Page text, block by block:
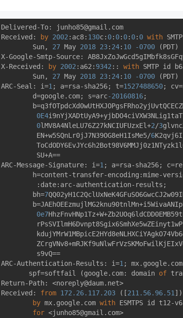
Delivered-To: junho85@gmail.com
Received:
by 2002 :ac8: 130c: 0: 0: 0: 0: 0 with
        Sun,
27 May 2018 23: 24: 10 -0700 (PDT)
X-Google-Smtp-Source:
X-Received:
by 2002 :a62: 9342 :: with SMTP id
        Sun,
27 May 2018 23: 24: 10 -0700 (PDT)
ARC-Seal: i=1 ; a=rsa-sha256; t=1527488650;
        d=google.com; s=arc
-20160816;
0E4
0lMV8A4NleLU76Z27kNCIUFUzxEl+2/3
         EN+w5SQnLr0jJ7N39OG8eH1IsMe5/
6
         SU+A==
ARC-Message-Signature: i=1 ; a=rsa-sha256;
h=content-transfer-encoding:mime-
         :date:arc-authentication-results;
        bh=
7
0e7
         s9vQ==
ARC-Authentication-Results: i=1 ;
       spf=softfail (google.com: domain
of
Return-Path: <noreply@daum.net>
Received: from 172.26.117.203 ([211.56.96.51 ])
by mx.google.com with ESMTPS id t12-
for <junho85@gmail.com>